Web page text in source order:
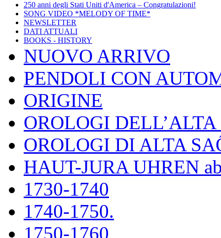
250 anni degli Stati Uniti d'America – Congratulazioni!
SONG VIDEO *MELODY OF TIME*
NEWSLETTER
DATI ATTUALI
BOOKS - HISTORY
NUOVO ARRIVO
PENDOLI CON
ORIGINE
OROLOGI
OROLOGI DI ALTA
HAUT-JURA UHREN
1730-1740
1740-1750.
1750-1760